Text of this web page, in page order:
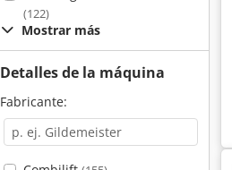
(122)
Mostrar más
Detalles de la máquina
Fabricante: